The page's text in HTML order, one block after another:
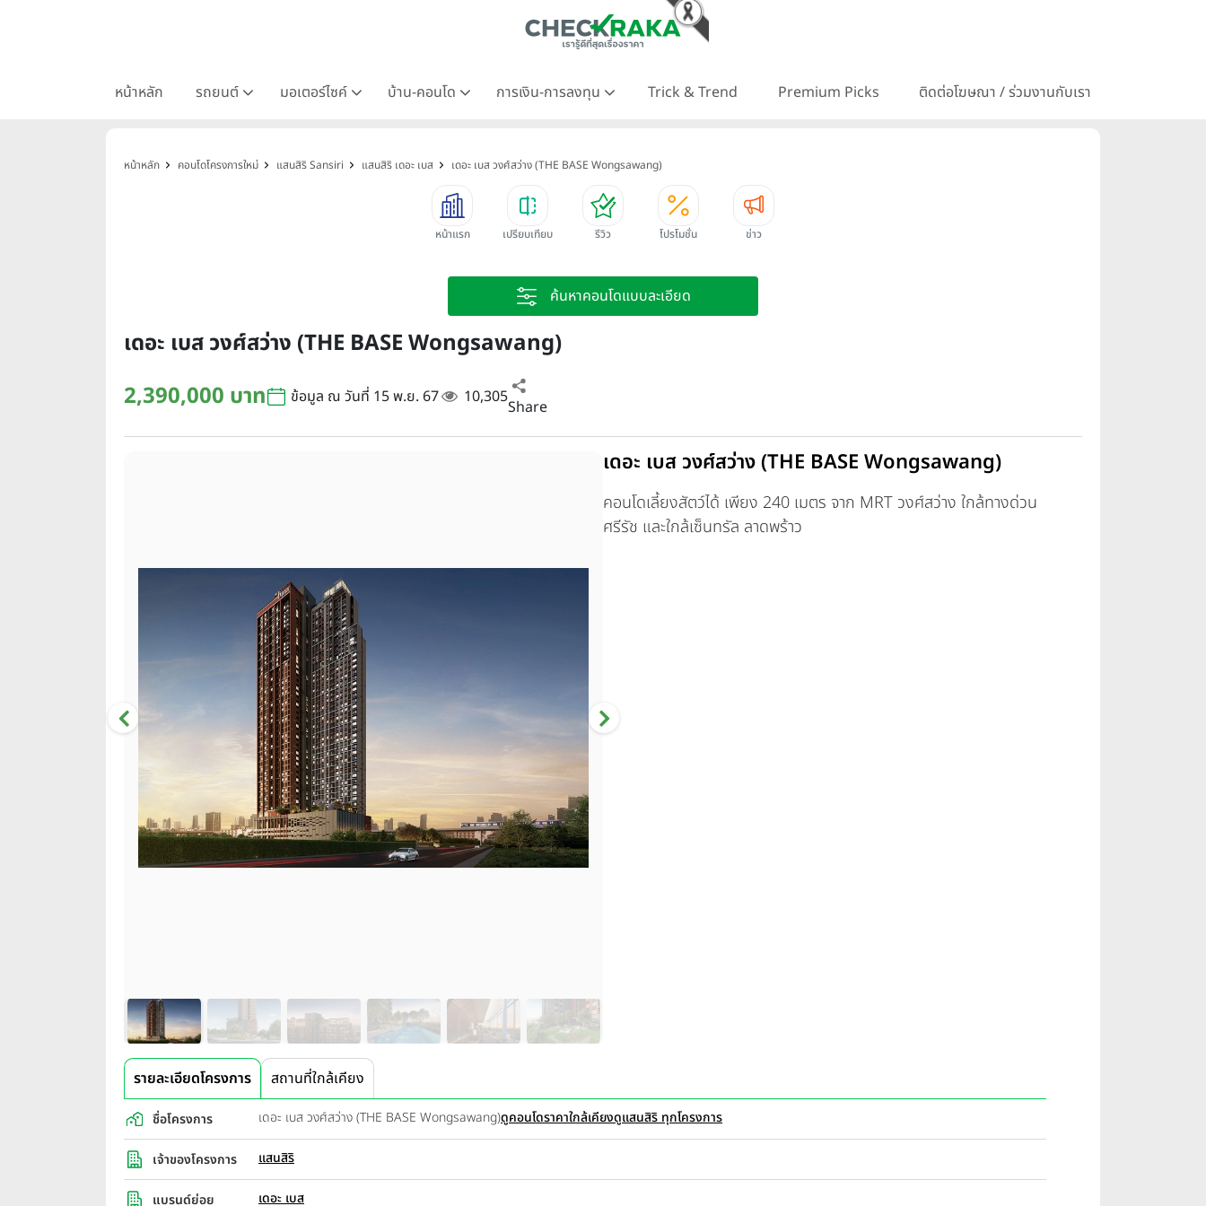
หน้าหลัก รถยนต์ มอเตอร์ไซค์ บ้าน-คอนโด การเงิน-การลงทุน Trick & Trend Premium Picks ติดต่อโฆษณา / ร่วมงานกับเรา
หน้าหลัก คอนโดโครงการใหม่ แสนสิริ Sansiri แสนสิริ เดอะ เบส เดอะ เบส วงศ์สว่าง (THE BASE Wongsawang)
หน้าแรก เปรียบเทียบ รีวิว โปรโมชั่น ข่าว
ค้นหาคอนโดแบบละเอียด
เดอะ เบส วงศ์สว่าง (THE BASE Wongsawang)
2,390,000 บาท
ข้อมูล ณ วันที่ 15 พ.ย. 67 10,305Share
เดอะ เบส วงศ์สว่าง (THE BASE Wongsawang)
คอนโดเลี้ยงสัตว์ได้ เพียง 240 เมตร จาก MRT วงศ์สว่าง ใกล้ทางด่วน
ศรีรัช และใกล้เซ็นทรัล ลาดพร้าว
รายละเอียดโครงการ สถานที่ใกล้เคียง
ชื่อโครงการ เดอะ เบส วงศ์สว่าง (THE BASE Wongsawang)ดูคอนโดราคาใกล้เคียงดูแสนสิริ ทุกโครงการ
เจ้าของโครงการ แสนสิริ
แบรนด์ย่อย เดอะ เบส